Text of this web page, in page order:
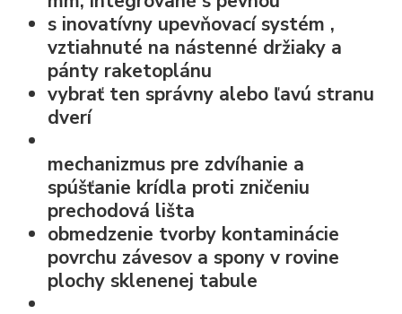
s inovatívny upevňovací systém ,
vztiahnuté na nástenné držiaky a
pánty raketoplánu
vybrať ten správny alebo ľavú stranu
dverí
mechanizmus pre zdvíhanie a
spúšťanie krídla proti zničeniu
prechodová lišta
obmedzenie tvorby kontaminácie
povrchu závesov a spony v rovine
plochy sklenenej tabule